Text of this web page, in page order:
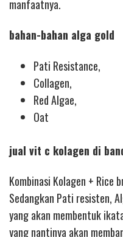
manfaatnya.
bahan-bahan alga gold
Pati Resistance,
Collagen,
Red Algae,
Oat
jual vit c kolagen di
Kombinasi Kolagen + Rice
Sedangkan Pati resisten,
yang akan membentuk
yang nantinya akan